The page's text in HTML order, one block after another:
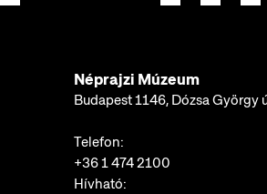
Néprajzi Múzeum
Budapest 1146, Dózsa György
Telefon:
+36 1 474 2100
Hívható: